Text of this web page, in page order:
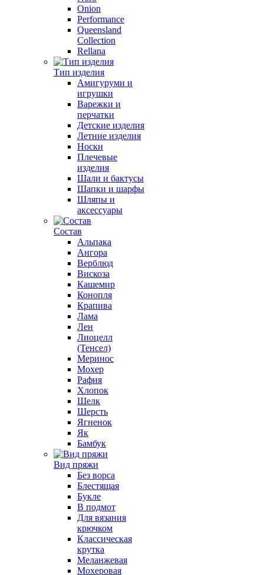
Onion
Performance
Queensland
Collection
Rellana
Тип изделия
Амигуруми и
игрушки
Варежки и
перчатки
Детские изделия
Летние изделия
Носки
Плечевые
изделия
Шали и бактусы
Шапки и шарфы
Шляпы и
аксессуары
Состав
Альпака
Ангора
Верблюд
Вискоза
Кашемир
Конопля
Крапива
Лама
Лен
Лиоцелл
(Тенсел)
Меринос
Мохер
Рафия
Хлопок
Шелк
Шерсть
Ягненок
Як
Бамбук
Вид пряжи
Без ворса
Блестящая
Букле
В подмот
Для вязания
крючком
Классическая
крутка
Меланжевая
Мохеровая